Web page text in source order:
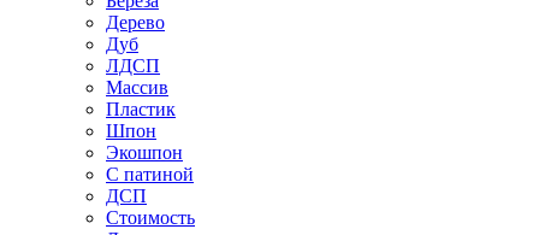
Дерево
Дуб
ЛДСП
Массив
Пластик
Шпон
Экошпон
С патиной
ДСП
Стоимость